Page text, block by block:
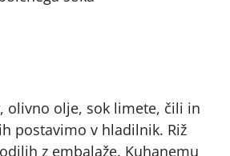
olivno olje, sok limete, čili in
postavimo v hladilnik. Riž
z embalaže. Kuhanemu